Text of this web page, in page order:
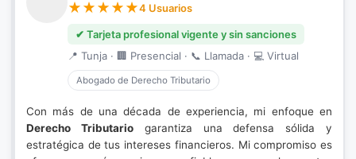
4 Usuarios
✔ Tarjeta profesional vigente y sin sanciones
📍 Tunja · 🏢 Presencial · 📞 Llamada · 💻 Virtual
Abogado de Derecho Tributario
Con más de una década de experiencia, mi enfoque en
Derecho Tributariogarantiza una defensa sólida y
estratégica de tus intereses financieros. Mi compromiso es